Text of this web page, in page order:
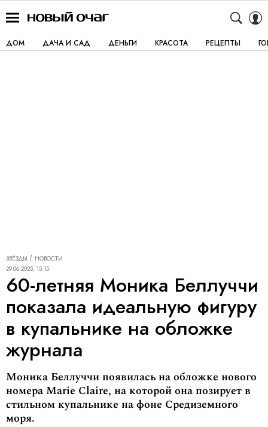
ДОМ ДАЧА И САД ДЕНЬГИ КРАСОТА РЕЦЕПТЫ
ЗВЁЗДЫ
НОВОСТИ
29.06.2025, 15:15
60-летняя Моника Беллуччи
показала идеальную фигуру
в купальнике на обложке
журнала
Моника Беллуччи появилась на обложке нового
номера Marie Claire, на которой она позирует в
стильном купальнике на фоне Средиземного
моря.